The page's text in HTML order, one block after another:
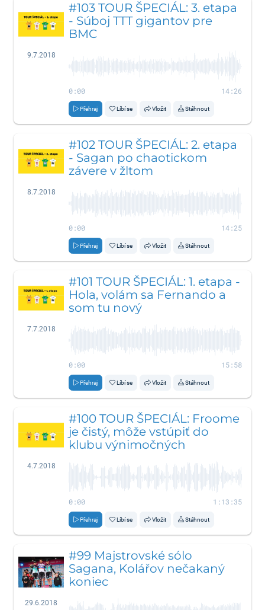
9.7.2018
#103 TOUR ŠPECIÁL: 3. etapa
- Súboj TTT gigantov pre
BMC
0:00 14:26
Přehraj Líbí se Vložit Stáhnout
8.7.2018
#102 TOUR ŠPECIÁL: 2. etapa
- Sagan po chaotickom
závere v žltom
0:00 14:25
Přehraj Líbí se Vložit Stáhnout
7.7.2018
#101 TOUR ŠPECIÁL: 1. etapa -
Hola, volám sa Fernando a
som tu nový
0:00 15:58
Přehraj Líbí se Vložit Stáhnout
4.7.2018
#100 TOUR ŠPECIÁL: Froome
je čistý, môže vstúpiť do
klubu výnimočných
0:00 1:13:35
Přehraj Líbí se Vložit Stáhnout
29.6.2018
#99 Majstrovské sólo
Sagana, Kolářov nečakaný
koniec